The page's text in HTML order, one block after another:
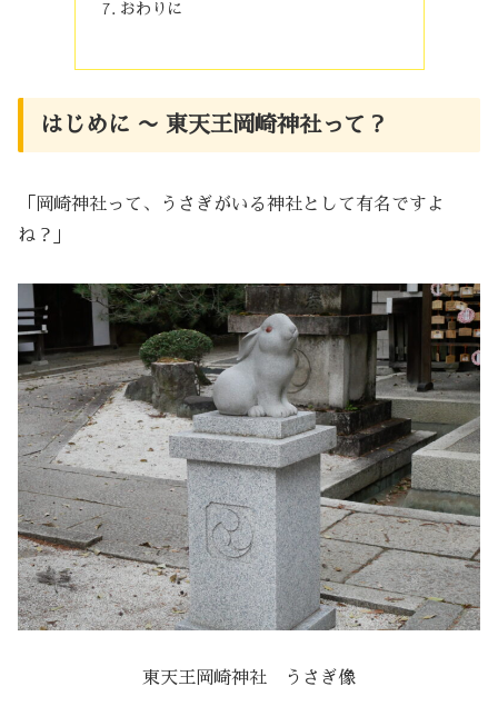
おわりに
はじめに 〜 東天王岡崎神社って？
「岡崎神社って、うさぎがいる神社として有名ですよ
ね？」
東天王岡崎神社 うさぎ像